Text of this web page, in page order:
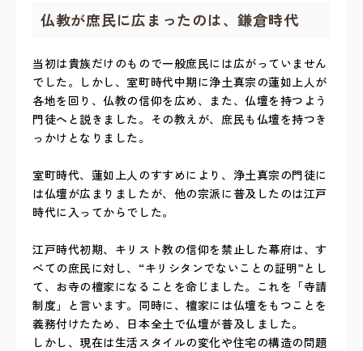
仏教が庶民に広まったのは、鎌倉時代
当初は貴族だけのもので一般庶民には広がっていません
でした。しかし、室町時代中期に浄土真宗の蓮如上人が
各地を回り、仏教の信仰を広め、また、仏壇を持つよう
門徒へと説きました。その教えが、庶民も仏壇を持つき
っかけとなりました。
室町時代、蓮如上人のすすめにより、浄土真宗の門徒に
は仏壇が広まりましたが、他の宗派に普及したのは江戸
時代に入ってからでした。
江戸時代初期、キリスト教の信仰を禁止した幕府は、す
べての庶民に対し、“キリシタンでないことの証明”とし
て、お寺の檀家になることを命じました。これを「寺請
制度」と言います。同時に、檀家には仏壇をもつことを
義務付けたため、日本全土で仏壇が普及しました。
しかし、現在は生活スタイルの変化や住宅の構造の問題